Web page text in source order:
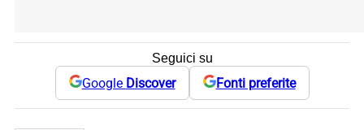
Seguici su
Google Discover Fonti preferite